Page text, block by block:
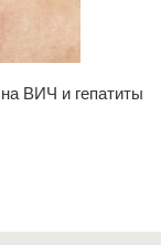
ВИЧ и гепатиты